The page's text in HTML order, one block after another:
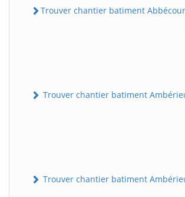
Trouver chantier batiment
Trouver chantier batiment
Trouver chantier batiment